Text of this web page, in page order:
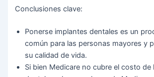
Conclusiones clave:
Ponerse implantes dentales es un
común para las personas mayores y
su calidad de vida.
Si bien Medicare no cubre el costo de